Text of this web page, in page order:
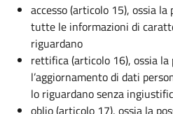
accesso (articolo 15), ossia
tutte le informazioni di
riguardano
rettifica (articolo 16), ossia
l’aggiornamento di dati
lo riguardano senza
oblio (articolo 17), ossia la